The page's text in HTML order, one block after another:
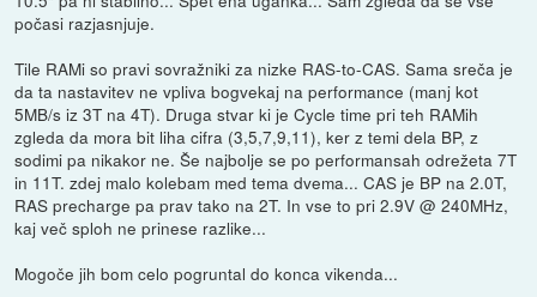
počasi razjasnjuje.
Tile RAMi so pravi sovražniki za nizke RAS-to-CAS. Sama sreča je
da ta nastavitev ne vpliva bogvekaj na performance (manj kot
5MB/s iz 3T na 4T). Druga stvar ki je Cycle time pri teh RAMih
zgleda da mora bit liha cifra (3,5,7,9,11), ker z temi dela BP, z
sodimi pa nikakor ne. Še najbolje se po performansah odrežeta 7T
in 11T. zdej malo kolebam med tema dvema... CAS je BP na 2.0T,
RAS precharge pa prav tako na 2T. In vse to pri 2.9V @ 240MHz,
kaj več sploh ne prinese razlike...
Mogoče jih bom celo pogruntal do konca vikenda...